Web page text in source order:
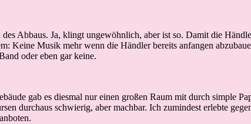
Abbaus. Ja, klingt ungewöhnlich, aber ist so. Damit die
Keine Musik mehr wenn die Händler bereits anfangen
oder eben gar keine.
gab es diesmal nur einen großen Raum mit durch simple
durchaus schwierig, aber machbar. Ich zumindest erlebte